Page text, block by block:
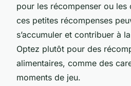
pour les récompenser ou les
ces petites récompenses
s’accumuler et contribuer à
Optez plutôt pour des
alimentaires, comme des
moments de jeu.